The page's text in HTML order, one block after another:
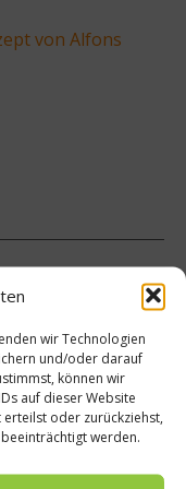
wir Technologien
und/oder darauf
können wir
auf dieser Website
oder zurückziehst,
werden.
von Alfons